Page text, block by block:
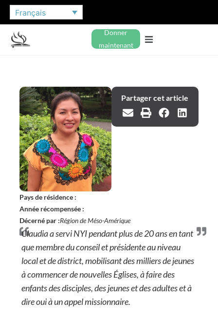
Français
Donner
maintenant
Partager cet article
Pays de résidence :
Année récompensée :
Décerné par :Région de Méso-Amérique
Claudia a servi NYI pendant plus de 20 ans en tant
que membre du conseil et présidente au niveau
local et de district, mobilisant des milliers de jeunes
à commencer de nouvelles Églises, à faire des
enfants des disciples, des jeunes et des adultes et à
dire oui à un appel missionnaire.